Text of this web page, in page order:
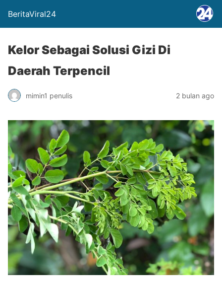
BeritaViral24
Kelor Sebagai Solusi Gizi Di
Daerah Terpencil
mimin1 penulis 2 bulan ago